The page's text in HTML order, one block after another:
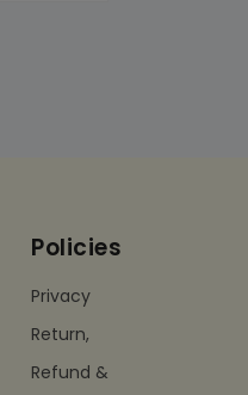
Policies
Privacy
Return,
Refund &